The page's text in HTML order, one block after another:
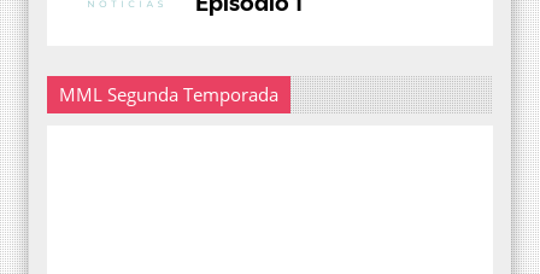
MML Segunda Temporada